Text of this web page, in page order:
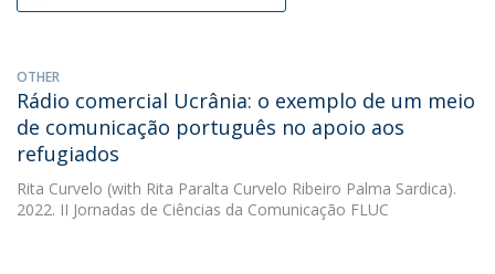
OTHER
Rádio comercial Ucrânia: o exemplo de um meio
de comunicação português no apoio aos
refugiados
Rita Curvelo (with Rita Paralta Curvelo Ribeiro Palma Sardica).
2022. II Jornadas de Ciências da Comunicação FLUC